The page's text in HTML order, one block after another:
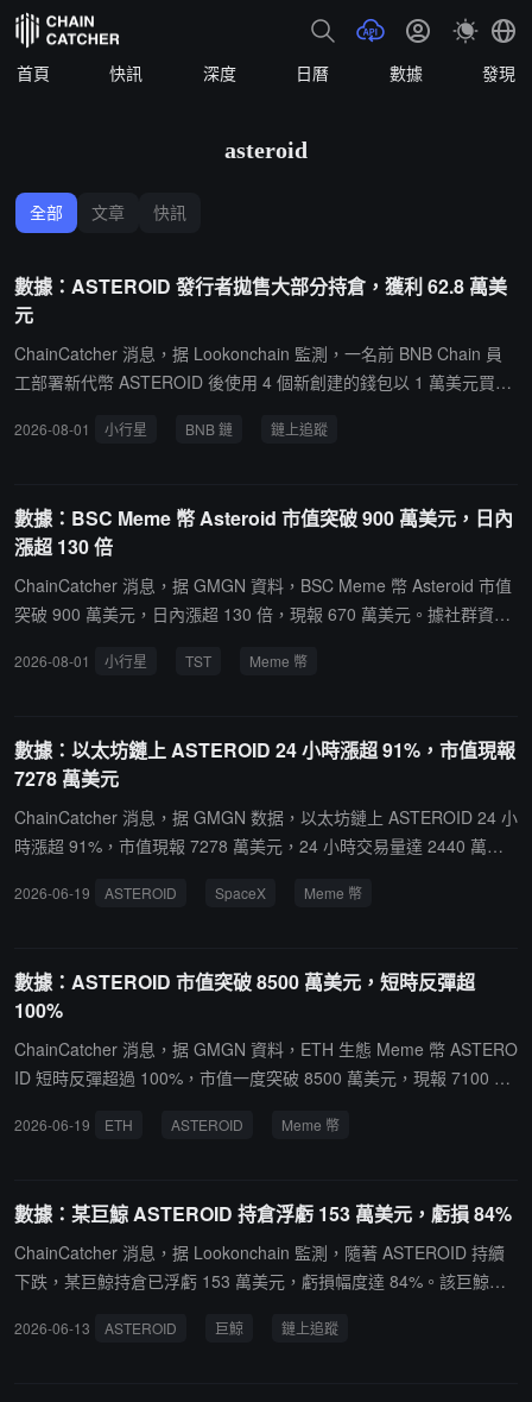
首頁 快訊 深度 日曆 數據 發現
asteroid
全部 文章 快訊
數據：ASTEROID 發行者拋售大部分持倉，獲利 62.8 萬美
元
ChainCatcher 消息，据 Lookonchain 監測，一名前 BNB Chain 員
工部署新代幣 ASTEROID 後使用 4 個新創建的錢包以 1 萬美元買入
出 7.188 億枚 ASTEROID，換得 1103 枚 BNB（約合 63.8 萬美
（指 ASTEROID），已採取法律行動。
2026-08-01 小行星 BNB 鏈 鏈上追蹤
數據：BSC Meme 幣 Asteroid 市值突破 900 萬美元，日內
漲超 130 倍
ChainCatcher 消息，据 GMGN 資料，BSC Meme 幣 Asteroid 市值
突破 900 萬美元，日內漲超 130 倍，現報 670 萬美元。據社群資
員工，也從未是幣安員工，其此前參與 TST 交易僅是因為提前發現
2026-08-01 小行星 TST Meme 幣
數據：以太坊鏈上 ASTEROID 24 小時漲超 91%，市值現報
7278 萬美元
ChainCatcher 消息，据 GMGN 数据，以太坊鏈上 ASTEROID 24 小
時漲超 91%，市值現報 7278 萬美元，24 小時交易量達 2440 萬美
售價 35 美元。据悉，Meme 幣 ASTEROID 的敘事源於一位 15 歲女
請求馬斯克，並受知名媒體人 Glenn Beck 在節目中復盤傳播。4 月
19 日，馬斯克同意 Asteroid 成為 SpaceX 吉祥物。
2026-06-19 ASTEROID SpaceX Meme 幣
數據：ASTEROID 市值突破 8500 萬美元，短時反彈超
100%
ChainCatcher 消息，据 GMGN 資料，ETH 生態 Meme 幣 ASTERO
ID 短時反彈超過 100%，市值一度突破 8500 萬美元，現報 7100 萬
2026-06-19 ETH ASTEROID Meme 幣
數據：某巨鯨 ASTEROID 持倉浮虧 153 萬美元，虧損 84%
ChainCatcher 消息，据 Lookonchain 監測，隨著 ASTEROID 持續
下跌，某巨鯨持倉已浮虧 153 萬美元，虧損幅度達 84%。該巨鯨花
萬美元。
2026-06-13 ASTEROID 巨鯨 鏈上追蹤